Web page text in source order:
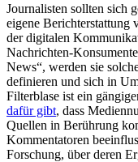
Journalisten sollten sich
eigene Berichterstattung
der digitalen
Nachrichten-
News“, werden sie
definieren und sich in
Filterblase ist ein
dafür gibt, dass
Quellen in Berührung
Kommentatoren
Forschung, über deren